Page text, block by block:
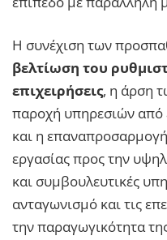
Η συνέχιση των
βελτίωση του
επιχειρήσεις, η άρση
παροχή υπηρεσιών από
και η
εργασίας προς την
και συμβουλευτικές
ανταγωνισμό και τις
την παραγωγικότητα